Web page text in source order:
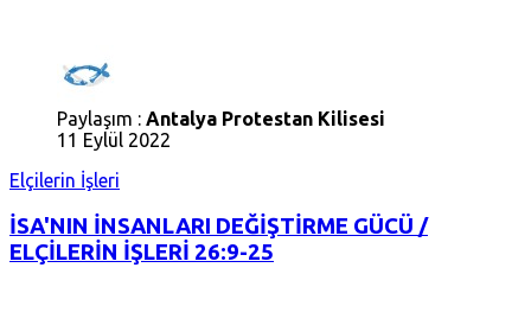
Paylaşım : Antalya Protestan Kilisesi
11 Eylül 2022
Elçilerin İşleri
İSA'NIN İNSANLARI DEĞİŞTİRME GÜCÜ /
ELÇİLERİN İŞLERİ 26:9-25